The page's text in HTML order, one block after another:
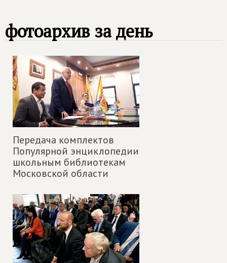
фотоархив за день
Передача комплектов
Популярной энциклопедии
школьным библиотекам
Московской области